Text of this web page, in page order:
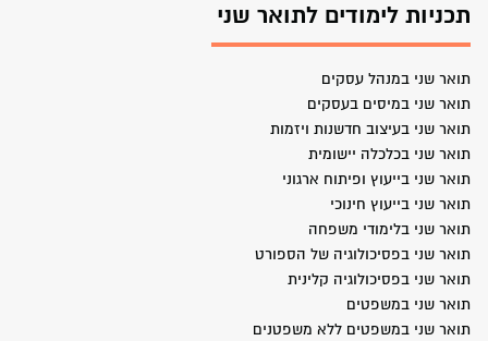
תכניות לימודים לתואר שני
תואר שני במנהל עסקים
תואר שני במיסים בעסקים
תואר שני בעיצוב חדשנות ויזמות
תואר שני בכלכלה יישומית
תואר שני בייעוץ ופיתוח ארגוני
תואר שני בייעוץ חינוכי
תואר שני בלימודי משפחה
תואר שני בפסיכולוגיה של הספורט
תואר שני בפסיכולוגיה קלינית
תואר שני במשפטים
תואר שני במשפטים ללא משפטנים